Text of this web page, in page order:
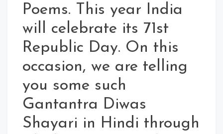
Poems. This year India
will celebrate its 71st
Republic Day. On this
occasion, we are telling
you some such
Gantantra Diwas
Shayari in Hindi through